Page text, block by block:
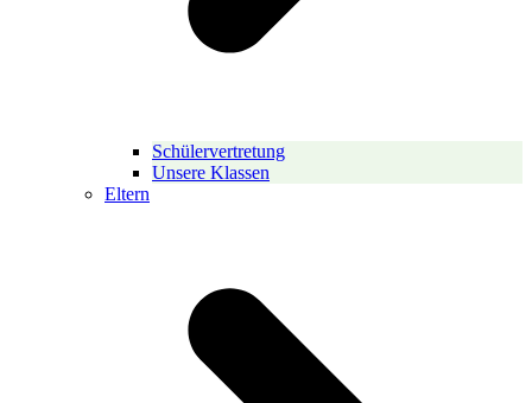
Schülervertretung
Unsere Klassen
Eltern